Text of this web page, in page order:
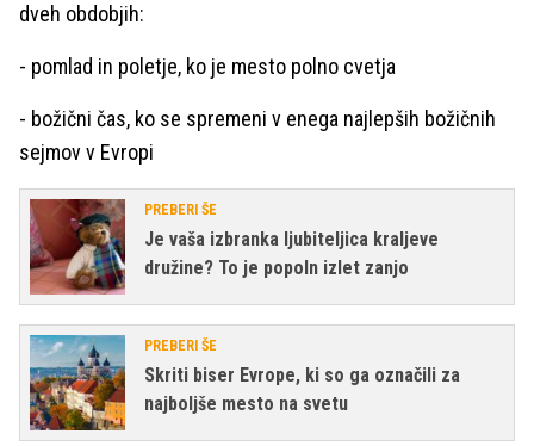
dveh obdobjih:
- pomlad in poletje, ko je mesto polno cvetja
- božični čas, ko se spremeni v enega najlepših božičnih
sejmov v Evropi
PREBERI ŠE
Je vaša izbranka ljubiteljica kraljeve
družine? To je popoln izlet zanjo
PREBERI ŠE
Skriti biser Evrope, ki so ga označili za
najboljše mesto na svetu